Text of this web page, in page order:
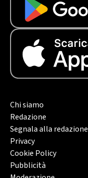
Chi siamo
Redazione
Segnala alla redazione
Privacy
Cookie Policy
Pubblicità